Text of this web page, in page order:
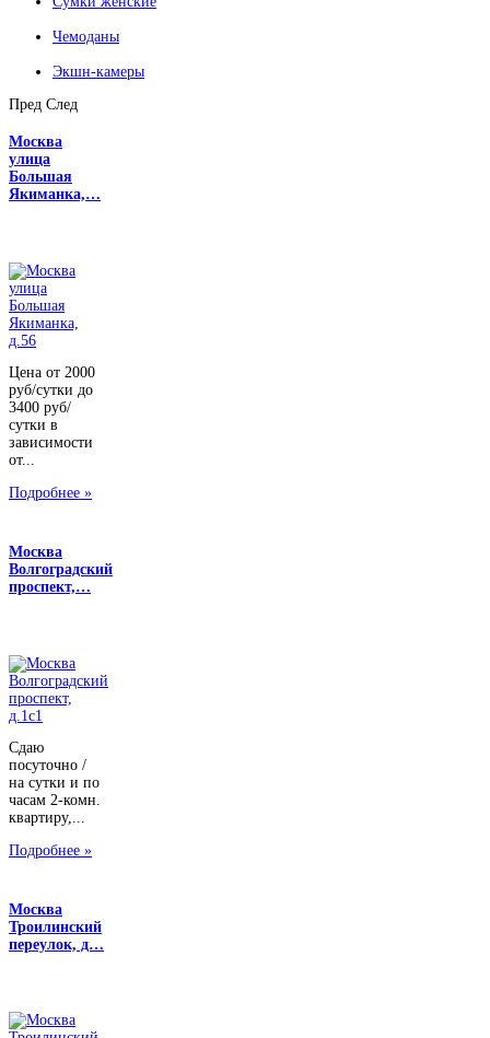
Чемоданы
Экшн-камеры
Пред След
Москва
улица
Большая
Якиманка,…
Цена от 2000
руб/сутки до
3400 руб/
сутки в
зависимости
от...
Подробнее »
Москва
Волгоградский
проспект,…
Сдаю
посуточно /
на сутки и по
часам 2-комн.
квартиру,...
Подробнее »
Москва
Троилинский
переулок, д…